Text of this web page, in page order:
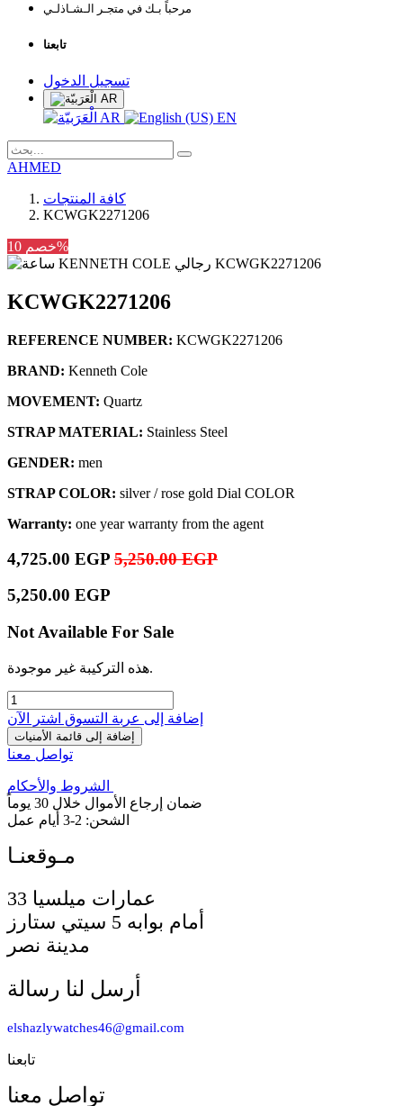
مرحباً بـك في متجـر الـشـاذلـي
تابعنا
تسجيل الدخول
AR
AR EN
AHMED
كافة المنتجات
KCWGK2271206
خصم 10%
KCWGK2271206
REFERENCE NUMBER: KCWGK2271206
BRAND: Kenneth Cole
MOVEMENT: Quartz
STRAP MATERIAL: Stainless Steel
GENDER: men
STRAP COLOR: silver / rose gold Dial COLOR
Warranty: one year warranty from the agent
4,725.00 EGP 5,250.00EGP
5,250.00 EGP
Not Available For Sale
هذه التركيبة غير موجودة.
إضافة إلى عربة التسوق اشترِ الآن
إضافة إلى قائمة الأمنيات
تواصل معنا
الشروط والأحكام
ضمان إرجاع الأموال خلال 30 يوماً
الشحن: 2-3 أيام عمل
أمام بوابه 5 سيتي ستارز
مدينة نصر
أرسل لنا رسالة
elshazlywatches46@gmail.com
تابعنا
تواصل معنا